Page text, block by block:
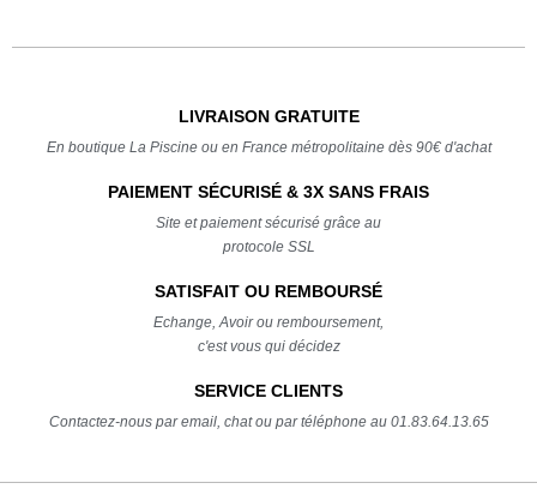
LIVRAISON GRATUITE
En boutique La Piscine ou en France métropolitaine dès 90€ d'achat
PAIEMENT SÉCURISÉ & 3X SANS FRAIS
Site et paiement sécurisé grâce au
protocole SSL
SATISFAIT OU REMBOURSÉ
Echange, Avoir ou remboursement,
c'est vous qui décidez
SERVICE CLIENTS
Contactez-nous par email, chat ou par téléphone au 01.83.64.13.65